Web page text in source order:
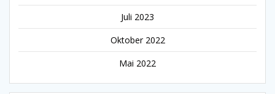
Juli 2023
Oktober 2022
Mai 2022